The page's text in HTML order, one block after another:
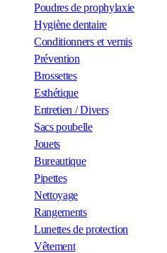
Poudres de prophylaxie
Hygiène dentaire
Conditionners et vernis
Prévention
Brossettes
Esthétique
Entretien / Divers
Sacs poubelle
Jouets
Bureautique
Pipettes
Nettoyage
Rangements
Lunettes de protection
Vêtement